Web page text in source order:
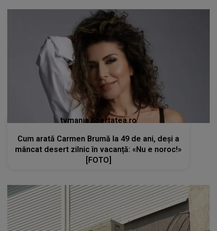
tvmania.libertatea.ro
Cum arată Carmen Brumă la 49 de ani, deși a
mâncat desert zilnic în vacanță: «Nu e noroc!»
[FOTO]